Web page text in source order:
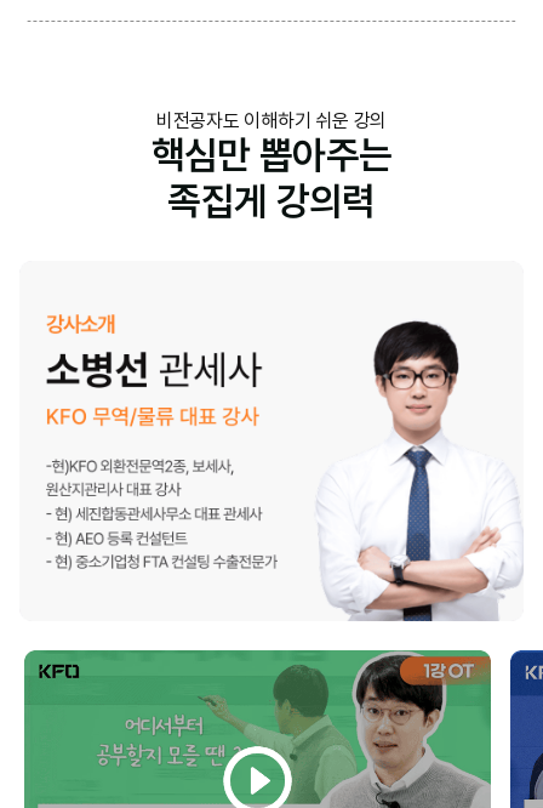
비전공자도 이해하기 쉬운 강의
핵심만 뽑아주는
족집게 강의력